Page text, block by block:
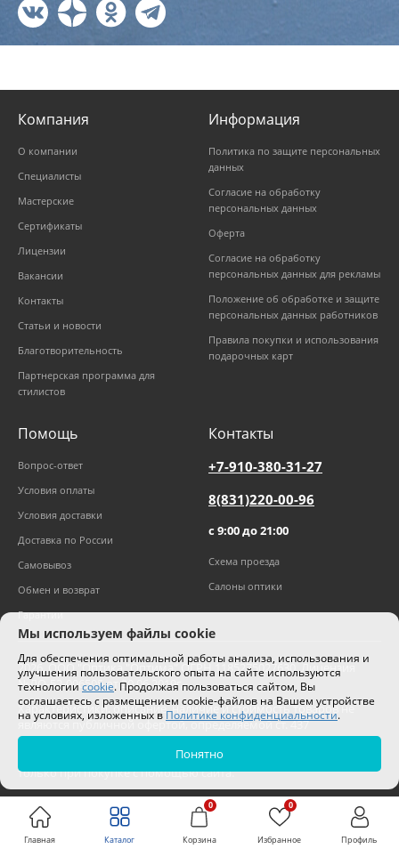
Компания
О компании
Специалисты
Мастерские
Сертификаты
Лицензии
Вакансии
Контакты
Статьи и новости
Благотворительность
Партнерская программа для
стилистов
Информация
Политика по защите персональных
данных
Согласие на обработку
персональных данных
Оферта
Согласие на обработку
персональных данных для рекламы
Положение об обработке и защите
персональных данных работников
Правила покупки и использования
подарочных карт
Помощь
Вопрос-ответ
Условия оплаты
Условия доставки
Доставка по России
Самовывоз
Обмен и возврат
Гарантии
Контакты
+7-910-380-31-27
8(831)220-00-96
с 9:00 до 21:00
Схема проезда
Салоны оптики
2026,ООО "Оптика "Оптима"ОГРН 1185275027630. Лицензия
№ЛО-52-006505 от 20.06.2019г.
Характеристики, описание, наличие и стоимость товаров не
являются публичной офертой, определяемой ст. 437
Гражданского кодекса РФ.
Цены на сайте могут отличаться от цен в салонах и действуют
только при покупке с помощью сайта.
Главная Каталог
0
Корзина
0
Избранное Профиль
Мы используем файлы cookie
Для обеспечения оптимальной работы анализа, использования и
улучшения пользовательского опыта на сайте используются
технологии cookie. Продолжая пользоваться сайтом, Вы
соглашаетесь с размещением cookie-файлов на Вашем устройстве
на условиях, изложенных в Политике конфиденциальности.
Понятно